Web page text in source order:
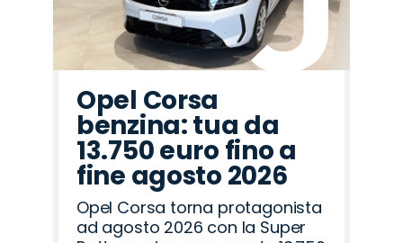
Opel Corsa
benzina: tua da
13.750 euro fino a
fine agosto 2026
Opel Corsa torna protagonista
ad agosto 2026 con la Super